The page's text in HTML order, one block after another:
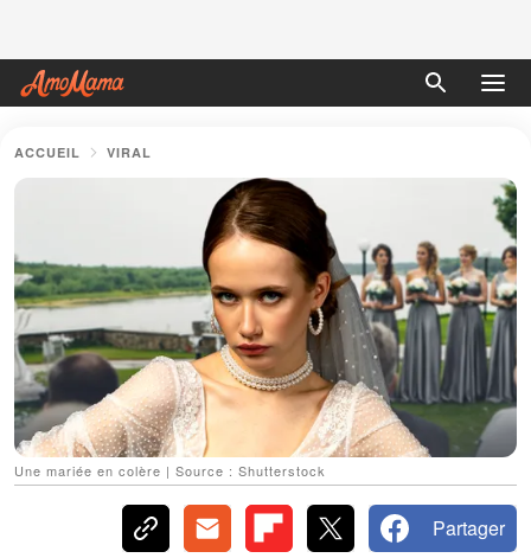
ACCUEIL VIRAL
Une mariée en colère | Source : Shutterstock
Partager